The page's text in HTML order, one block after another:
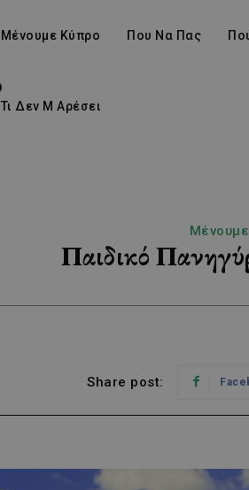
Μένουμε Κύπρο Που Να Πας
Τι Δεν Μ Αρέσει
Παιδικό
Share post: